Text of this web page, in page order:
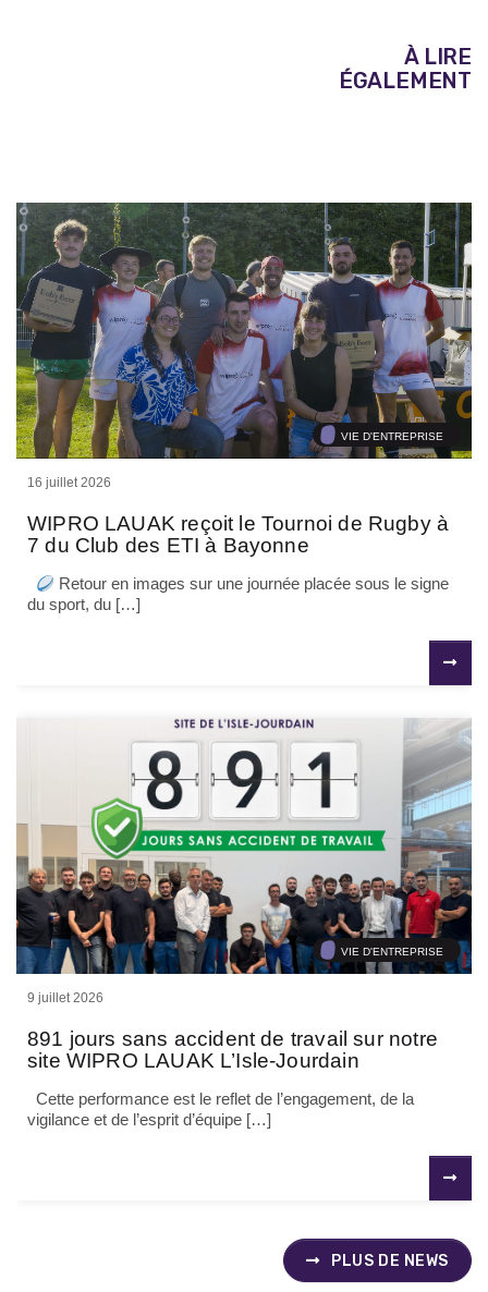
À LIRE
ÉGALEMENT
VIE D'ENTREPRISE
16 juillet 2026
WIPRO LAUAK reçoit le Tournoi de Rugby à
7 du Club des ETI à Bayonne
Retour en images sur une journée placée sous le signe
du sport, du […]
VIE D'ENTREPRISE
9 juillet 2026
891 jours sans accident de travail sur notre
site WIPRO LAUAK L’Isle-Jourdain
Cette performance est le reflet de l’engagement, de la
vigilance et de l’esprit d’équipe […]
PLUS DE NEWS